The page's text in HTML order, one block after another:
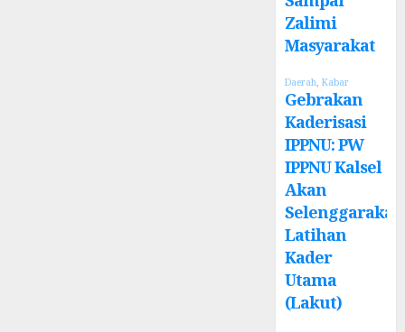
Zalimi
Masyarakat
Daerah,Kabar
Gebrakan
Kaderisasi
IPPNU: PW
IPPNU Kalsel
Akan
Selenggarakan
Latihan
Kader
Utama
(Lakut)